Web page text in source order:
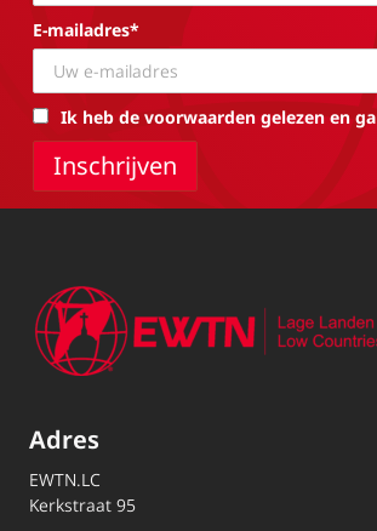
E-mailadres*
Ik heb de voorwaarden gelezen en
Adres
EWTN.LC
Kerkstraat 95